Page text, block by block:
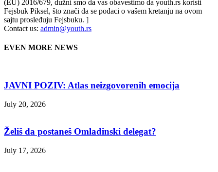
(EU) 2016/679, dužni smo da vas obavestimo da youth.rs koristi
Fejsbuk Piksel, što znači da se podaci o vašem kretanju na ovom
sajtu prosleđuju Fejsbuku. ]
Contact us: admin@youth.rs
EVEN MORE NEWS
JAVNI POZIV: Atlas neizgovorenih emocija
July 20, 2026
Želiš da postaneš Omladinski delegat?
July 17, 2026